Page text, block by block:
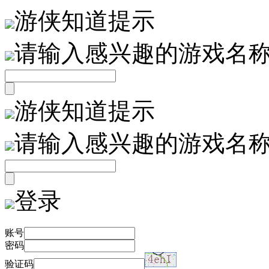
游侠知道提示
请输入感兴趣的游戏名
游侠知道提示
请输入感兴趣的游戏名
登录
账号
密码
验证码